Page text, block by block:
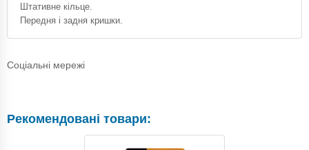
Штативне кільце.
Передня і задня кришки.
Соціальні мережі
Рекомендовані товари: